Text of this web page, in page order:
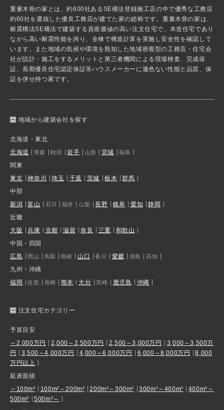
重量木骨の家とは、約600社あるSE構法登録施工店の中で優秀な工務店
約60社を選抜した優良工務店が建てた家の総称です。重量木骨の家は、
耐震構法SE構法で建築する資産価値の高い注文住宅で、木造住宅であり
ながら高い耐震性能を誇り、全棟で構造計算を実施し安全性を確認して
います。また地域の気候や環境を熟知した地域密着型の工務店・住宅会
社が設計・施工をするメリットと第三者機関による現場検査、完成保
証、長期優良住宅認定保証等ハウスメーカーに遜色ない性能と品質、保
証を併せ持つ家です。
地域から建築会社を探す
北海道・東北
北海道
青森 秋田 岩手 山形 宮城 福島
関東
東京
神奈川 埼玉 千葉 茨城 栃木
群馬
中部
新潟
富山 石川 福井 山梨 長野 岐阜 愛知
静岡
近畿
大阪
兵庫 京都 滋賀 奈良 三重
和歌山
中国・四国
広島
岡山 鳥取 島根 山口 香川 愛媛 徳島 高知
九州・沖縄
福岡
佐賀 長崎 熊本 大分 宮崎 鹿児島 沖縄
注文住宅カテゴリー
予算目安
～2,000万円
2,000～2,500万円 2,500～3,000万円
3,000～3,500万
円
3,500～4,000万円 4,000～6,000万円 6,000～8,000万円
8,000
万円以上
延床面積
～100m²
100m²～200m² 200m²～300m² 300m²～400m²
400m²～
500m²
500m²～